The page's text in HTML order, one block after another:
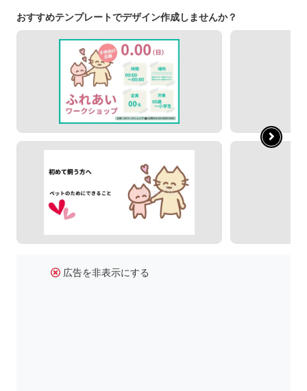
おすすめテンプレートでデザイン作成しませんか？
広告を非表示にする